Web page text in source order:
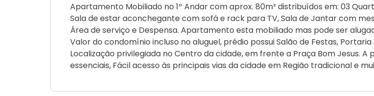
Apartamento Mobiliado no 1º Andar com aprox. 80m² distribuídos em: 03
Sala de estar aconchegante com sofá e rack para TV, Sala de Jantar com
Área de serviço e Despensa. Apartamento esta mobiliado mas pode ser
Valor do condomínio incluso no aluguel, prédio possui Salão de Festas,
Localização privilegiada no Centro da cidade, em frente a Praça Bom Jesus.
essenciais, Fácil acesso às principais vias da cidade em Região tradicional e